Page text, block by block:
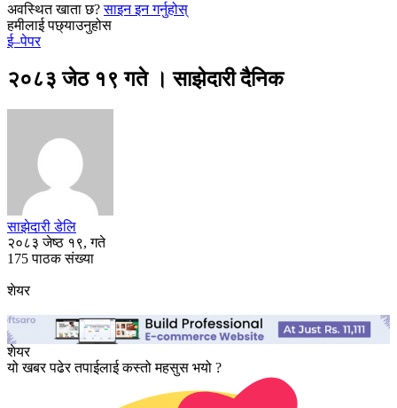
अवस्थित खाता छ? साइन इन गर्नुहोस्
हमीलाई पछ्याउनुहोस
ई–पेपर
२०८३ जेठ १९ गते । साझेदारी दैनिक
साझेदारी डेलि
२०८३ जेष्ठ १९, गते
175 पाठक संख्या
शेयर
शेयर
यो खबर पढेर तपाईलाई कस्तो महसुस भयो ?